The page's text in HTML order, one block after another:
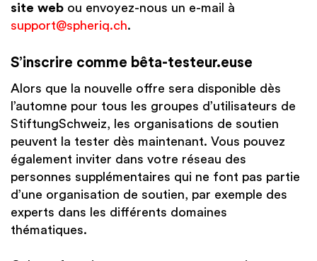
site web ou envoyez-nous un e-mail à
support@spheriq.ch.
S’inscrire comme bêta-testeur.euse
Alors que la nouvelle offre sera disponible dès
l’automne pour tous les groupes d’utilisateurs de
StiftungSchweiz, les organisations de soutien
peuvent la tester dès maintenant. Vous pouvez
également inviter dans votre réseau des
personnes supplémentaires qui ne font pas partie
d’une organisation de soutien, par exemple des
experts dans les différents domaines
thématiques.